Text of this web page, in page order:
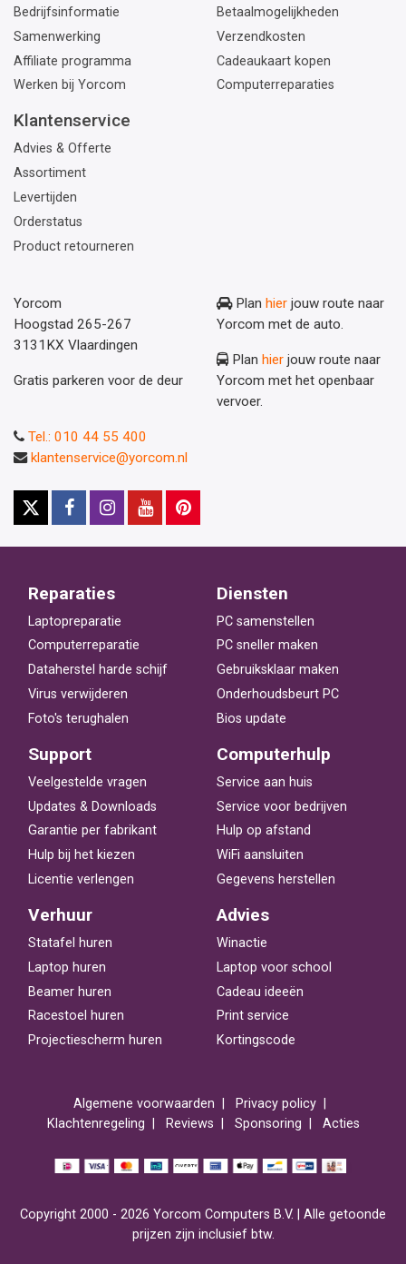
Bedrijfsinformatie
Samenwerking
Affiliate programma
Werken bij Yorcom
Betaalmogelijkheden
Verzendkosten
Cadeaukaart kopen
Computerreparaties
Klantenservice
Advies & Offerte
Assortiment
Levertijden
Orderstatus
Product retourneren
Yorcom
Hoogstad 265-267
3131KX Vlaardingen
Gratis parkeren voor de deur
Plan hier jouw route naar
Yorcom met de auto.
Plan hier jouw route naar
Yorcom met het openbaar
vervoer.
Tel.: 010 44 55 400
klantenservice@yorcom.nl
Reparaties
Laptopreparatie
Computerreparatie
Dataherstel harde schijf
Virus verwijderen
Foto's terughalen
Diensten
PC samenstellen
PC sneller maken
Gebruiksklaar maken
Onderhoudsbeurt PC
Bios update
Support
Veelgestelde vragen
Updates & Downloads
Garantie per fabrikant
Hulp bij het kiezen
Licentie verlengen
Computerhulp
Service aan huis
Service voor bedrijven
Hulp op afstand
WiFi aansluiten
Gegevens herstellen
Verhuur
Statafel huren
Laptop huren
Beamer huren
Racestoel huren
Projectiescherm huren
Advies
Winactie
Laptop voor school
Cadeau ideeën
Print service
Kortingscode
Algemene voorwaarden
Privacy policy
Klachtenregeling
Reviews Sponsoring Acties
Copyright 2000 - 2026 Yorcom Computers B.V. | Alle getoonde
prijzen zijn inclusief btw.